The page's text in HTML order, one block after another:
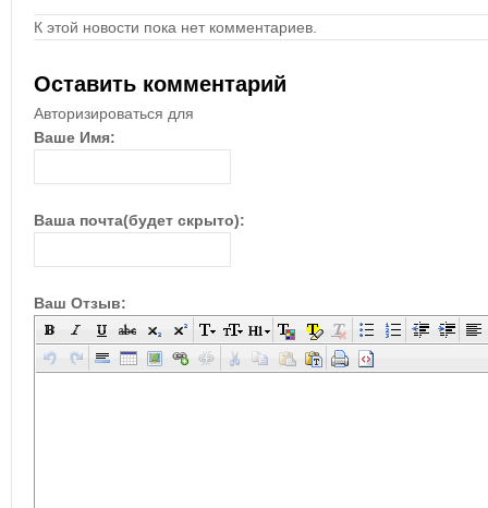
К этой новости пока нет комментариев.
Оставить комментарий
Авторизироваться для
Ваше Имя:
Ваша почта(будет скрыто):
Ваш Отзыв: